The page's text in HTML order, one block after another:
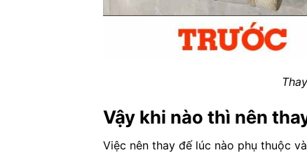
Vậy khi nào thì nên
Việc nên thay đế lúc nào phụ thuộc